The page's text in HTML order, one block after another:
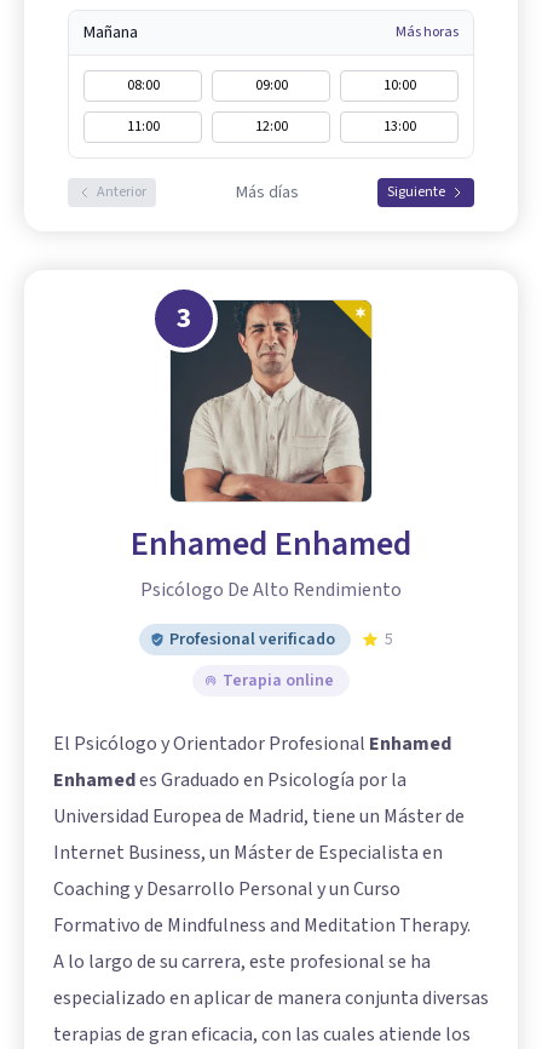
Mañana Más horas
08:00 09:00
10:00
11:00
12:00 13:00
Anterior Más días Siguiente
3
Enhamed Enhamed
Psicólogo De Alto Rendimiento
Profesional verificado
5
Terapia online
El Psicólogo y Orientador Profesional Enhamed
Enhamedes Graduado en Psicología por la
Universidad Europea de Madrid, tiene un Máster de
Internet Business, un Máster de Especialista en
Coaching y Desarrollo Personal y un Curso
Formativo de Mindfulness and Meditation Therapy.
A lo largo de su carrera, este profesional se ha
especializado en aplicar de manera conjunta diversas
terapias de gran eficacia, con las cuales atiende los